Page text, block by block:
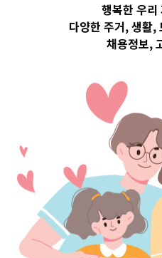
[임신
드]임신
든 해도
readybaby-
행복한 우리
다양한 주거, 생활,
채용정보,